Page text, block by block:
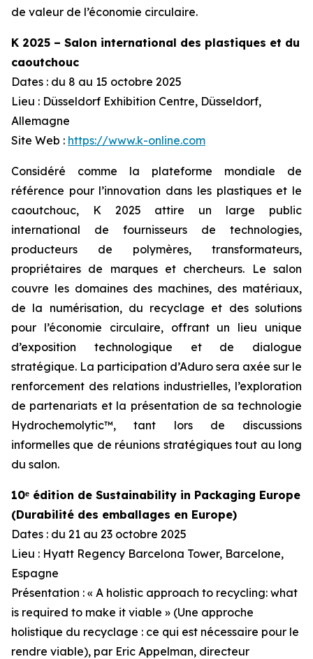
de valeur de l’économie circulaire.
K 2025 – Salon international des plastiques et du
caoutchouc
Dates : du 8 au 15 octobre 2025
Lieu : Düsseldorf Exhibition Centre, Düsseldorf,
Allemagne
Site Web : https://www.k-online.com
Considéré comme la plateforme mondiale de
référence pour l’innovation dans les plastiques et le
caoutchouc, K 2025 attire un large public
international de fournisseurs de technologies,
producteurs de polymères, transformateurs,
propriétaires de marques et chercheurs. Le salon
couvre les domaines des machines, des matériaux,
de la numérisation, du recyclage et des solutions
pour l’économie circulaire, offrant un lieu unique
d’exposition technologique et de dialogue
stratégique. La participation d’Aduro sera axée sur le
renforcement des relations industrielles, l’exploration
de partenariats et la présentation de sa technologie
Hydrochemolytic™, tant lors de discussions
informelles que de réunions stratégiques tout au long
du salon.
10ᵉ édition de Sustainability in Packaging Europe
(Durabilité des emballages en Europe)
Dates : du 21 au 23 octobre 2025
Lieu : Hyatt Regency Barcelona Tower, Barcelone,
Espagne
Présentation : « A holistic approach to recycling: what
is required to make it viable » (Une approche
holistique du recyclage : ce qui est nécessaire pour le
rendre viable), par Eric Appelman, directeur